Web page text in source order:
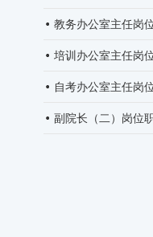
教务办公室主任岗
培训办公室主任岗
自考办公室主任岗
副院长（二）岗位